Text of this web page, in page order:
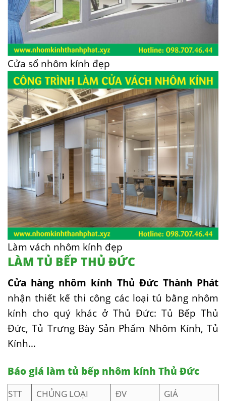
Cửa sổ nhôm kính đẹp
Làm vách nhôm kính đẹp
LÀM TỦ BẾP THỦ ĐỨC
Cửa hàng nhôm kính Thủ Đức Thành Phát
nhận thiết kế thi công các loại tủ bằng nhôm
kính cho quý khác ở Thủ Đức: Tủ Bếp Thủ
Đức, Tủ Trưng Bày Sản Phẩm Nhôm Kính, Tủ
Kính…
Báo giá làm tủ bếp nhôm kính Thủ Đức
STT CHỦNG LOẠI ĐV
GIÁ